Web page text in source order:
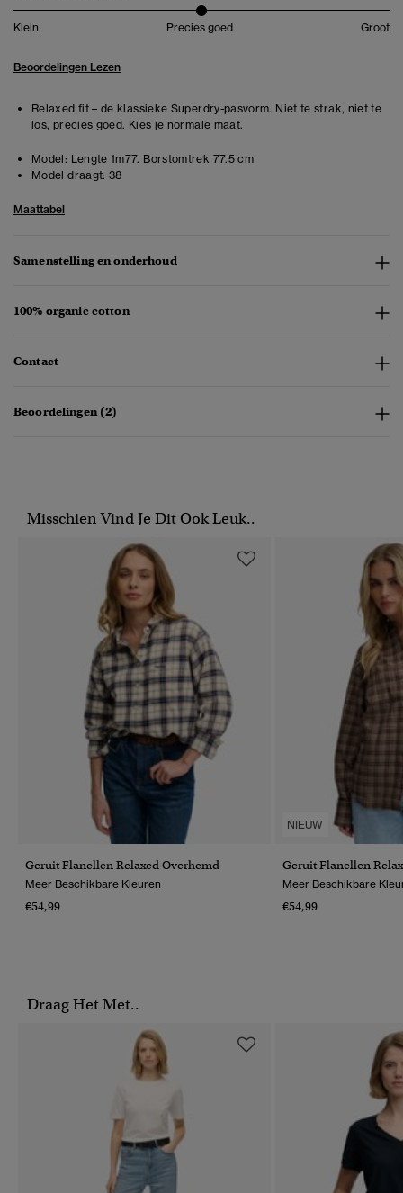
Klein Precies goed Groot
Beoordelingen Lezen
Relaxed fit – de klassieke Superdry-pasvorm. Niet te strak, niet te
los, precies goed. Kies je normale maat.
Model: Lengte 1m77. Borstomtrek 77.5 cm
Model draagt: 38
Maattabel
Samenstelling en onderhoud
100% organic cotton
Contact
Beoordelingen (2)
Misschien Vind Je Dit Ook Leuk..
Geruit Flanellen Relaxed Overhemd
Meer Beschikbare Kleuren
€54,99
NIEUW
Geruit Flanellen
Meer Beschikbare
€54,99
Draag Het Met..